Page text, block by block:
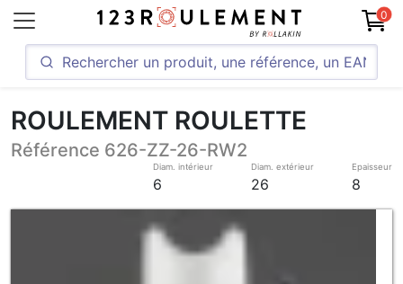
0
ROULEMENT ROULETTE
Référence 626-ZZ-26-RW2
Diam. intérieur
6
Diam. extérieur
26
Epaisseur
8